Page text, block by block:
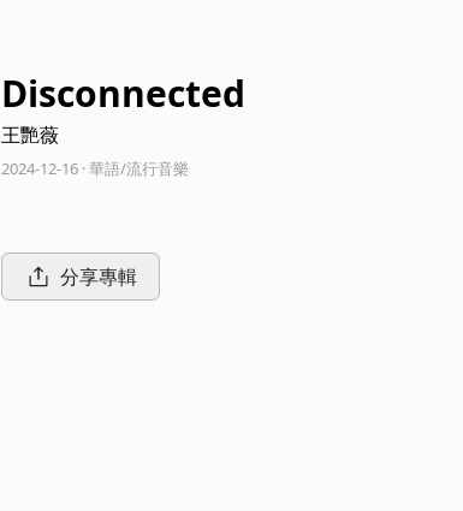
Disconnected
王艷薇
2024-12-16 · 華語/流行音樂
分享專輯